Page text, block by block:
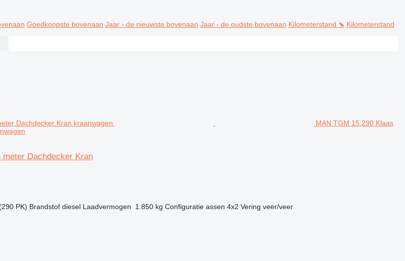
Goedkoopste bovenaan Jaar - de nieuwste bovenaan Jaar - de oudste bovenaan Kilometerstand ⬊ Kilometerstand
MAN TGM 15.290 Klaas
Dachdecker Kran
PK) Brandstof diesel Laadvermogen 1.850 kg Configuratie assen 4x2 Vering veer/veer